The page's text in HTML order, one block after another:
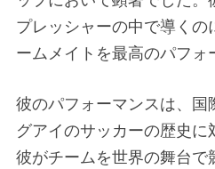
プレッシャーの中で導く
ームメイトを最高のパフォ
彼のパフォーマンスは、
グアイのサッカーの歴史に
彼がチームを世界の舞台で